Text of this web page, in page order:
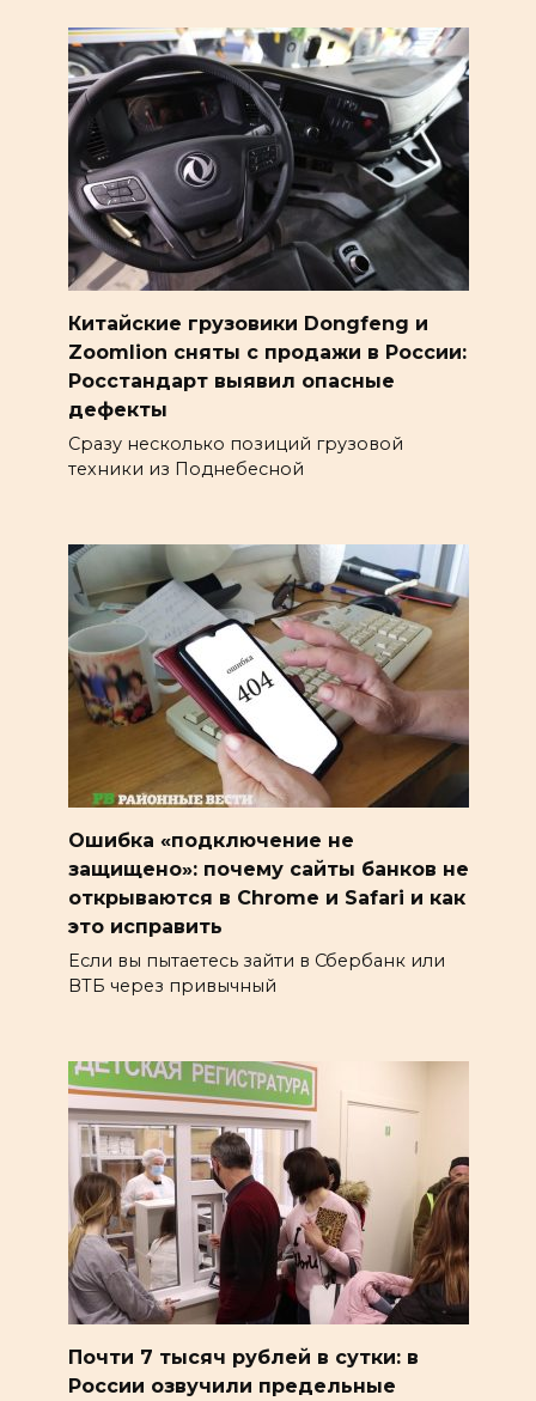
Китайские грузовики Dongfeng и
Zoomlion сняты с продажи в России:
Росстандарт выявил опасные
дефекты
Сразу несколько позиций грузовой
техники из Поднебесной
Ошибка «подключение не
защищено»: почему сайты банков не
открываются в Chrome и Safari и как
это исправить
Если вы пытаетесь зайти в Сбербанк или
ВТБ через привычный
Почти 7 тысяч рублей в сутки: в
России озвучили предельные